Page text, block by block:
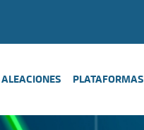
ALEACIONES PLATAFORMAS